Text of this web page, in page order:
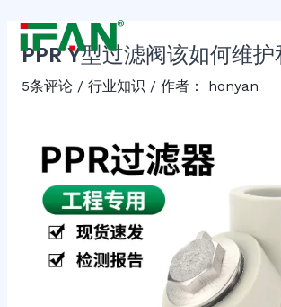
PPR Y型过滤阀该如何维护
5条评论 / 行业知识 / 作者： honyan
navigation